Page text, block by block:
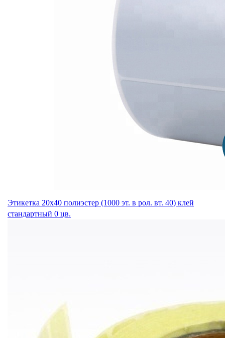
Этикетка 20х40 полиэстер (1000 эт. в рол. вт. 40) клей
стандартный 0 цв.